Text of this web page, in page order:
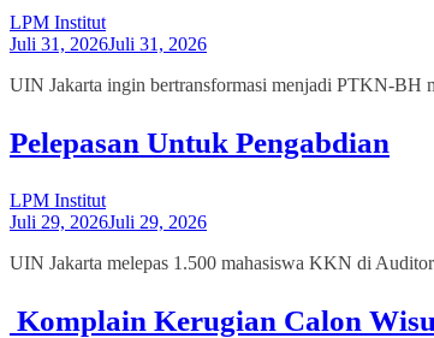
LPM Institut
Juli 31, 2026Juli 31, 2026
UIN Jakarta ingin bertransformasi menjadi PTKN-BH
Pelepasan Untuk Pengabdian
LPM Institut
Juli 29, 2026Juli 29, 2026
UIN Jakarta melepas 1.500 mahasiswa KKN di
Komplain Kerugian Calon